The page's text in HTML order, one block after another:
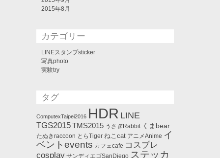
2015年8月
カテゴリー
LINEスタンプsticker
写真photo
実験try
タグ
ComputexTaipei2016 HDR LINE
TGS2015TMS2015 うさぎRabbit くまbear
たぬきraccoon とらTiger ねこcat アニメAnime イ
ベントevents カフェcafe コスプレ
cosplay サンディエゴSanDiego ステッカ